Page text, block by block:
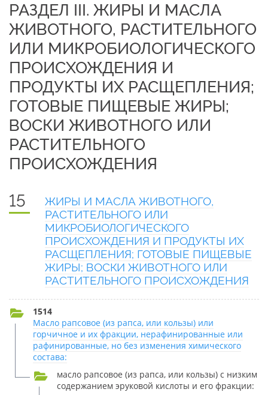
РАЗДЕЛ III. ЖИРЫ И МАСЛА
ЖИВОТНОГО, РАСТИТЕЛЬНОГО
ИЛИ МИКРОБИОЛОГИЧЕСКОГО
ПРОИСХОЖДЕНИЯ И
ПРОДУКТЫ ИХ РАСЩЕПЛЕНИЯ;
ГОТОВЫЕ ПИЩЕВЫЕ ЖИРЫ;
ВОСКИ ЖИВОТНОГО ИЛИ
РАСТИТЕЛЬНОГО
ПРОИСХОЖДЕНИЯ
15
ЖИРЫ И МАСЛА ЖИВОТНОГО,
РАСТИТЕЛЬНОГО ИЛИ
МИКРОБИОЛОГИЧЕСКОГО
ПРОИСХОЖДЕНИЯ И ПРОДУКТЫ ИХ
РАСЩЕПЛЕНИЯ; ГОТОВЫЕ ПИЩЕВЫЕ
ЖИРЫ; ВОСКИ ЖИВОТНОГО ИЛИ
РАСТИТЕЛЬНОГО ПРОИСХОЖДЕНИЯ
1514
Масло рапсовое (из рапса, или кользы) или
горчичное и их фракции, нерафинированные или
рафинированные, но без изменения химического
состава:
масло рапсовое (из рапса, или кользы) с низким
содержанием эруковой кислоты и его фракции: